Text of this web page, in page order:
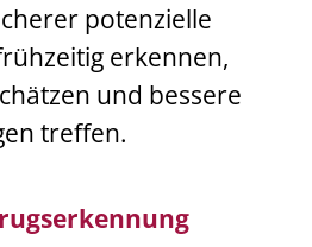
potenzielle
erkennen,
und bessere
treffen.